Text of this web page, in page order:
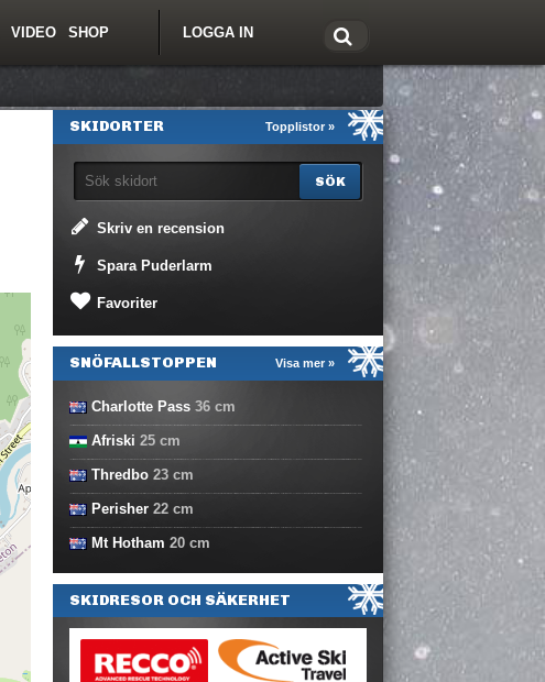
LOGGA IN
VIDEO SHOP
Topplistor »
SKIDORTER
Skriv en recension
Spara Puderlarm
Favoriter
Visa mer »
SNÖFALLSTOPPEN
Charlotte Pass 36 cm
Afriski 25 cm
Thredbo 23 cm
Perisher 22 cm
Mt Hotham 20 cm
SKIDRESOR OCH SÄKERHET